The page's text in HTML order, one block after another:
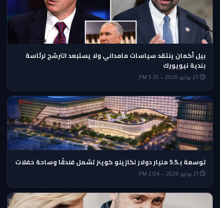
بيل أكمان ينتقد سياسات مامداني ولا يستبعد الترشح لرئاسة
بلدية نيويورك
توسعة بـ5.5 مليار دولار لكازينو كوينز تشمل فندقًا وساحة حفلات